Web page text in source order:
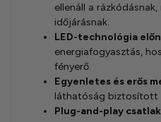
ellenáll a
időjárásnak.
LED-technológia
energiafogyasztás,
fényerő.
Egyenletes és erős
láthatóság biztosított
Plug-and-play